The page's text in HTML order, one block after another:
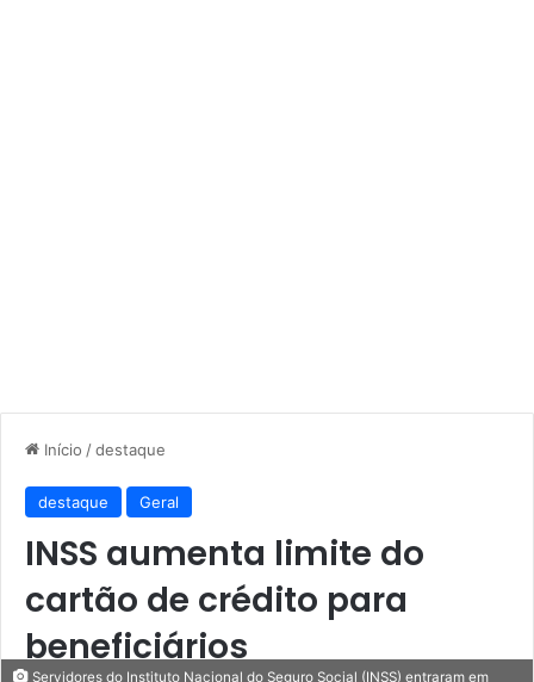
Início /destaque
destaque Geral
INSS aumenta limite do
cartão de crédito para
beneficiários
Servidores do Instituto Nacional do Seguro Social (INSS) entraram em